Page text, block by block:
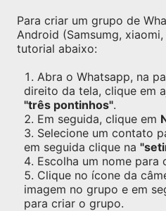
Para criar um grupo de
Android (Samsumg,
tutorial abaixo:
Abra o Whatsapp, na
direito da tela, clique em
"três pontinhos".
Em seguida, clique em
Selecione um contato
em seguida clique na
Escolha um nome para
Clique no ícone da
imagem no grupo e em
para criar o grupo.